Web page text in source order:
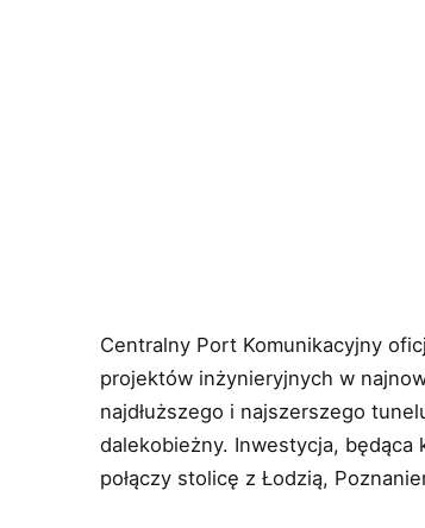
Centralny Port Komunikacyjny
projektów inżynieryjnych w
najdłuższego i najszerszego
dalekobieżny. Inwestycja,
połączy stolicę z Łodzią,